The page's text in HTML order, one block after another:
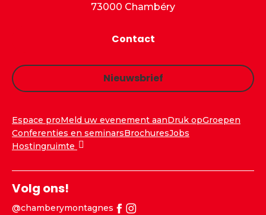
73000 Chambéry
Contact
Nieuwsbrief
Espace proMeld uw evenement aanDruk opGroepen
Conferenties en seminarsBrochuresJobs
Hostingruimte
Volg ons!
@chamberymontagnes